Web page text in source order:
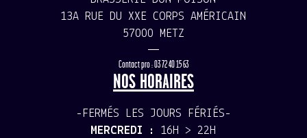
13A RUE DU XXE CORPS AMÉRICAIN
57000 METZ
—
Contact pro : 03 72 40 15 63
NOS HORAIRES
-FERMÉS LES JOURS FÉRIÉS-
MERCREDI : 16H > 22H